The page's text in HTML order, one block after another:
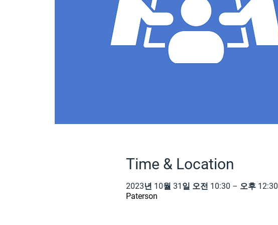
Time & Location
2023년 10월 31일 오전 10:30 – 오후 12:30
Paterson